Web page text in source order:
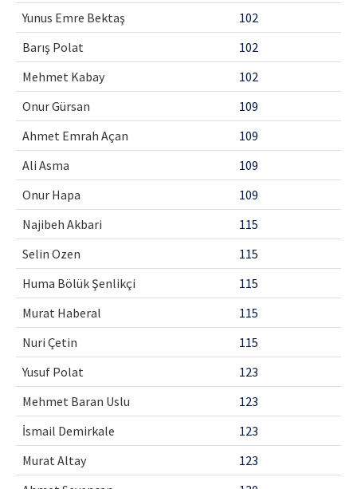
Yunus Emre Bektaş
102
Barış Polat
102
Mehmet Kabay
102
Onur Gürsan
109
Ahmet Emrah Açan
109
Ali Asma
109
Onur Hapa
109
Najibeh Akbari
115
Selin Ozen
115
Huma Bölük Şenlikçi
115
Murat Haberal
115
Nuri Çetin
115
Yusuf Polat
123
Mehmet Baran Uslu
123
İsmail Demirkale
123
Murat Altay
123